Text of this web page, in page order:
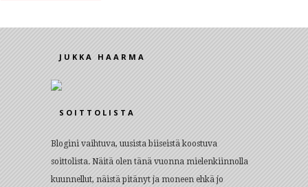
JUKKA HAARMA
SOITTOLISTA
Blogini vaihtuva, uusista biiseistä koostuva
soittolista. Näitä olen tänä vuonna mielenkiinnolla
kuunnellut, näistä pitänyt ja moneen ehkä jo